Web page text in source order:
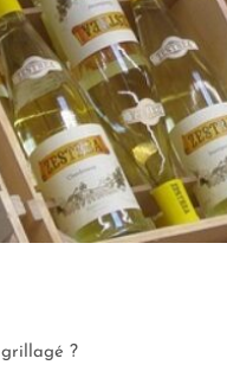
grillagé ?